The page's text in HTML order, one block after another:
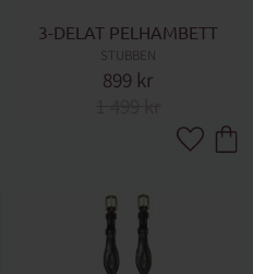
i favoriter
3-DELAT PELHAMBETT
STUBBEN
899 kr
Lägg till